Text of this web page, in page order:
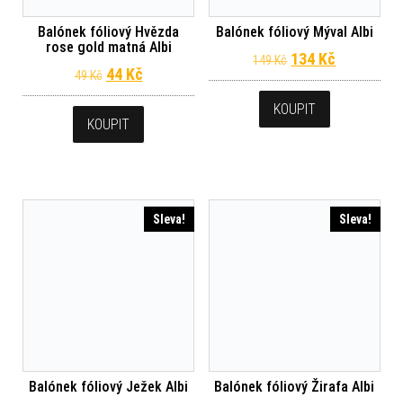
Balónek fóliový Hvězda
rose gold matná Albi
49Kč Původní cena byla: 49 Kč.
44 KčAktuální cena je: 44 Kč.
KOUPIT
Balónek fóliový Mýval Albi
149Kč Původní cena
134 Kč
KOUPIT
Sleva!
Balónek fóliový Ježek Albi
Sleva!
Balónek fóliový Žirafa Albi